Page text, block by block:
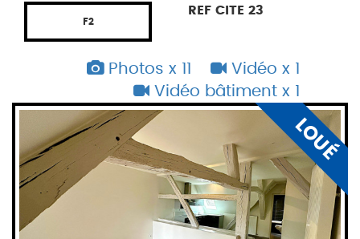
F2
REF CITE 23
Photos x 11
Vidéo x 1
Vidéo bâtiment x 1
LOUÉ